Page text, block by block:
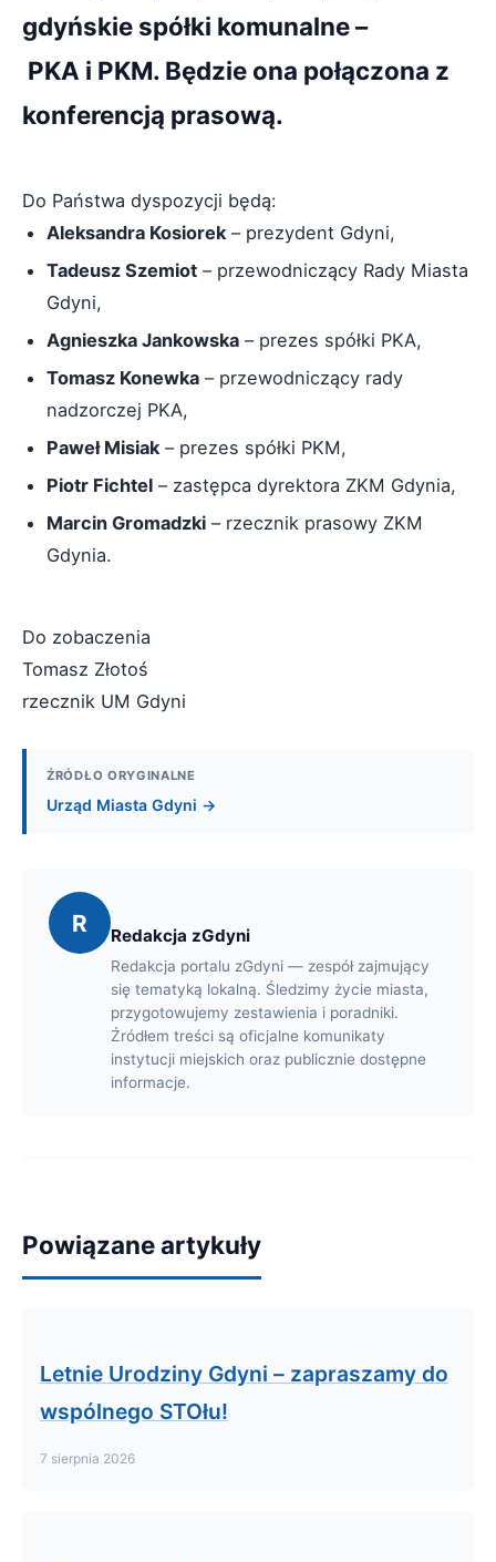
gdyńskie spółki komunalne –
PKA i PKM. Będzie ona połączona z
konferencją prasową.
Do Państwa dyspozycji będą:
Aleksandra Kosiorek– prezydent Gdyni,
Tadeusz Szemiot – przewodniczący Rady Miasta
Gdyni,
Agnieszka Jankowska – prezes spółki PKA,
Tomasz Konewka – przewodniczący rady
nadzorczej PKA,
Paweł Misiak– prezes spółki PKM,
Piotr Fichtel – zastępca dyrektora ZKM Gdynia,
Marcin Gromadzki – rzecznik prasowy ZKM
Gdynia.
Do zobaczenia
Tomasz Złotoś
rzecznik UM Gdyni
ŹRÓDŁO ORYGINALNE
Urząd Miasta Gdyni →
R Redakcja zGdyni
Redakcja portalu zGdyni — zespół zajmujący
się tematyką lokalną. Śledzimy życie miasta,
przygotowujemy zestawienia i poradniki.
Źródłem treści są oficjalne komunikaty
instytucji miejskich oraz publicznie dostępne
informacje.
Powiązane artykuły
Letnie Urodziny Gdyni – zapraszamy do
wspólnego STOłu!
7 sierpnia 2026